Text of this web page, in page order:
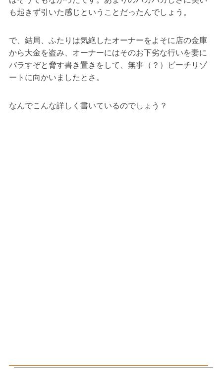
も起きず引いた感じということだったんでしょう。
で、結局、ふたりは気絶したオーナーをよそに店の金庫
から大金を盗み、オーナーにはそのお下劣な行いを妻に
バラすぞと脅す書き置きをして、無事（？）ビーチリゾ
ートに向かいましたとさ。
なんでこんな詳しく書いているのでしょう？